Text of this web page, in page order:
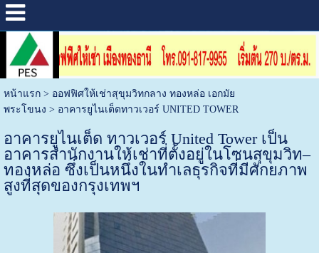
หน้าแรก> ออฟฟิศให้เช่าสุขุมวิทกลาง ทองหล่อ เอกมัย
พระโขนง > อาคารยูไนเต็ดทาวเวอร์ UNITED TOWER
อาคารยูไนเต็ด ทาวเวอร์ United Tower เป็น
อาคารสำนักงานให้เช่าที่ตั้งอยู่ในโซนสุขุมวิท–
ทองหล่อ ซึ่งเป็นหนึ่งในทำเลธุรกิจที่มีศักยภาพ
สูงที่สุดของกรุงเทพฯ